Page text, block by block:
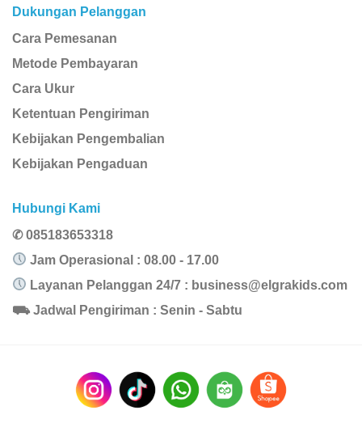
Dukungan Pelanggan
Cara Pemesanan
Metode Pembayaran
Cara Ukur
Ketentuan Pengiriman
Kebijakan Pengembalian
Kebijakan Pengaduan
Hubungi Kami
✆ 085183653318
Jam Operasional : 08.00 - 17.00
Layanan Pelanggan 24/7 : business@elgrakids.com
⛟ Jadwal Pengiriman : Senin - Sabtu